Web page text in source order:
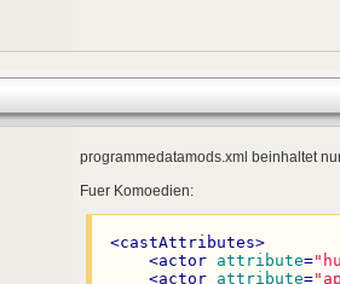
programmedatamods.xml beinhaltet
Fuer Komoedien:
<castAttributes>
<actor attribute=
<actor attribute=